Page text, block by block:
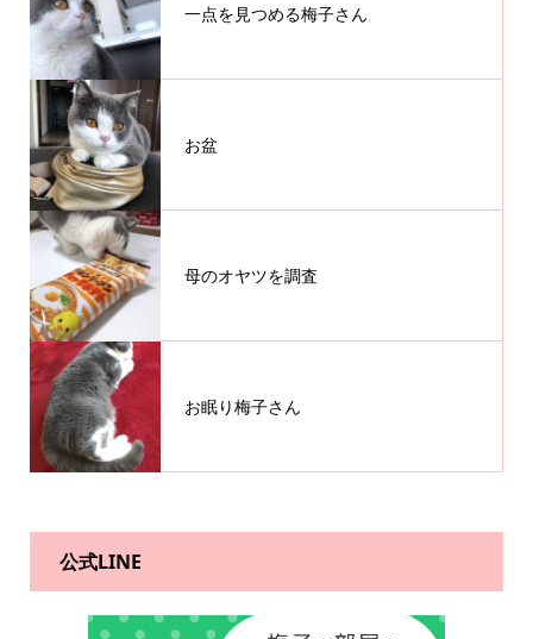
一点を見つめる梅子さん
お盆
母のオヤツを調査
お眠り梅子さん
公式LINE